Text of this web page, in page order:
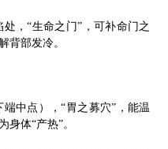
，“生命之门”，可补命门之
背部发冷。
中点），“胃之募穴”，能温
体“产热”。